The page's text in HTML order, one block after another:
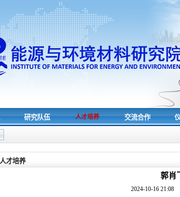
研究队伍 人才培养 交流合作
人才培养
郭肖
2024-10-16 21:08